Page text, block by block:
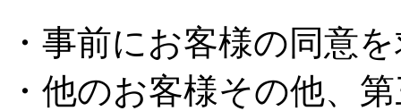
・事前にお客様の同意
・他のお客様その他、